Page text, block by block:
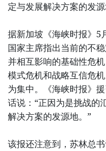
定与发展解决方案的发源
据新加坡《海峡时报》5
国家主席指出当前的不
并相互影响的基础性危
模式危机和战略互信危
为集中。《海峡时报》
话说：“正因为是挑战的
解决方案的发源地。”
该报还注意到，苏林总